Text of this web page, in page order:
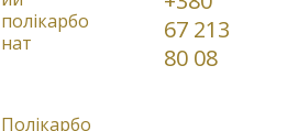
67 213
80 08
полікарбо
нат
Полікарбо